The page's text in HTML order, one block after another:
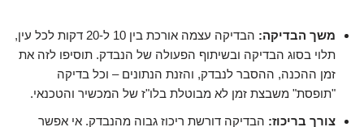
משך הבדיקה:
הבדיקה עצמה אורכת בין 10 ל-20 דקות לכל עין,
תלוי בסוג הבדיקה ובשיתוף הפעולה של הנבדק. תוסיפו לזה את
זמן ההכנה, ההסבר לנבדק, והזנת הנתונים – וכל בדיקה
"תופסת" משבצת זמן לא מבוטלת בלו"ז של המכשיר והטכנאי.
צורך בריכוז: הבדיקה דורשת ריכוז גבוה מהנבדק. אי אפשר